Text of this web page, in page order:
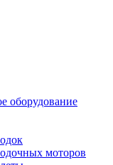
оборудование
моторов